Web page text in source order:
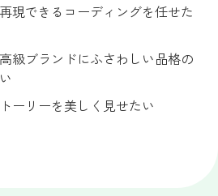
現できるコーディングを任せた
級ブランドにふさわしい品格の
ーリーを美しく見せたい